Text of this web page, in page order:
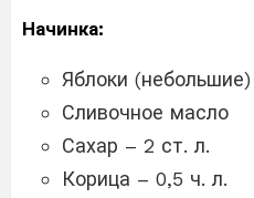
Начинка:
Яблоки
Сливочное масло
Сахар – 2 ст. л.
Корица – 0,5 ч. л.